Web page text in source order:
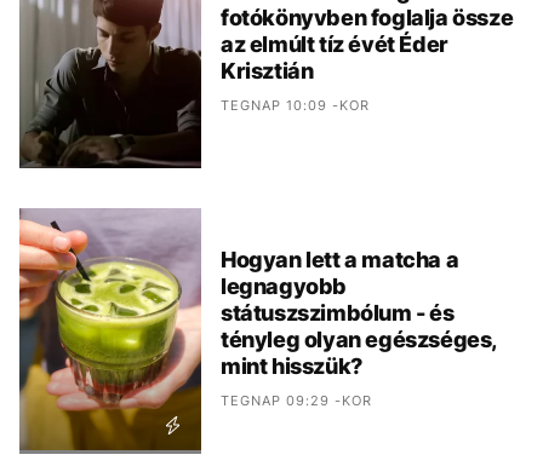
fotókönyvben foglalja össze
az elmúlt tíz évét Éder
Krisztián
TEGNAP 10:09 -KOR
Hogyan lett a matcha a
legnagyobb
státuszszimbólum - és
tényleg olyan egészséges,
mint hisszük?
TEGNAP 09:29 -KOR